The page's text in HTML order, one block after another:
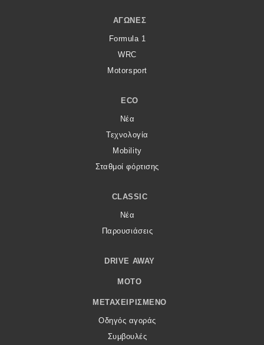
ΑΓΏΝΕΣ
Formula 1
WRC
Motorsport
ECO
Νέα
Τεχνολογία
Mobility
Σταθμοί φόρτισης
CLASSIC
Νέα
Παρουσιάσεις
DRIVE AWAY
MOTO
ΜΕΤΑΧΕΙΡΙΣΜΈΝΟ
Οδηγός αγοράς
Συμβουλές